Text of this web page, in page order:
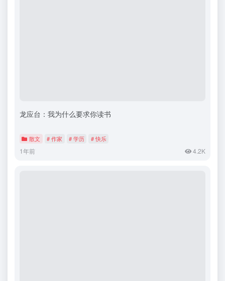
龙应台：我为什么要求你读书
散文 # 作家 # 学历 # 快乐
1年前 4.2K